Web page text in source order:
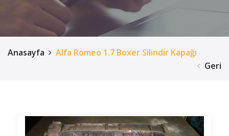
Anasayfa
Alfa Romeo 1.7 Boxer Silindir Kapağı
Geri